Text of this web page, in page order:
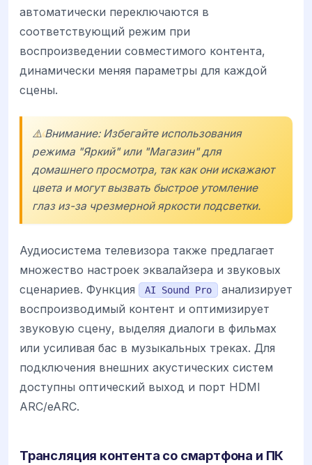
автоматически переключаются в
соответствующий режим при
воспроизведении совместимого контента,
динамически меняя параметры для каждой
сцены.
⚠️ Внимание: Избегайте использования
режима "Яркий" или "Магазин" для
домашнего просмотра, так как они искажают
цвета и могут вызвать быстрое утомление
глаз из-за чрезмерной яркости подсветки.
Аудиосистема телевизора также предлагает
множество настроек эквалайзера и звуковых
сценариев. Функция
AI Sound Pro
анализирует
воспроизводимый контент и оптимизирует
звуковую сцену, выделяя диалоги в фильмах
или усиливая бас в музыкальных треках. Для
подключения внешних акустических систем
доступны оптический выход и порт HDMI
ARC/eARC.
Трансляция контента со смартфона и ПК